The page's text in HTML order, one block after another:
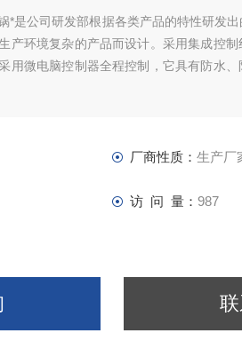
*是公司研发部根据各类产品的特性研发
产环境复杂的产品而设计。采用集成控
用微电脑控制器全程控制，它具有防水
厂商性质： 生产厂
访 问 量： 987